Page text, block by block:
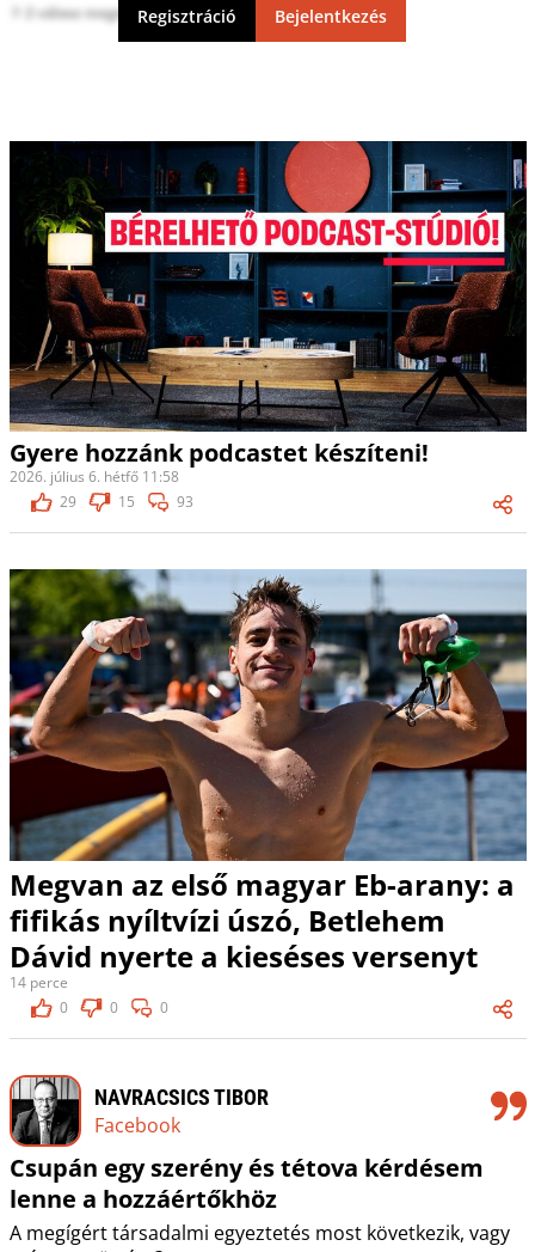
2 válasz megtekintéseRegisztráció Bejelentkezés
Gyere hozzánk podcastet készíteni!
2026. július 6. hétfő 11:58
29
15 93
Megvan az első magyar Eb-arany: a
fifikás nyíltvízi úszó, Betlehem
Dávid nyerte a kieséses versenyt
14 perce
0
0 0
NAVRACSICS TIBOR
Facebook
Csupán egy szerény és tétova kérdésem
lenne a hozzáértőkhöz
A megígért társadalmi egyeztetés most következik, vagy